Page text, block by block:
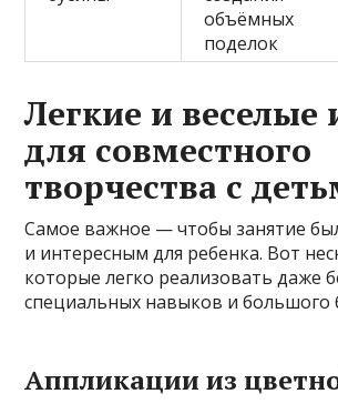
объёмных
поделок
Легкие и веселые
для совместного
творчества с
Самое важное — чтобы занятие
и интересным для ребенка. Вот
которые легко реализовать даже
специальных навыков и большого
Аппликации из